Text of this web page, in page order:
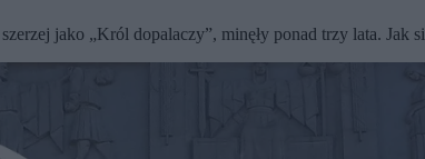
jako „Król dopalaczy”, minęły ponad trzy lata. Jak